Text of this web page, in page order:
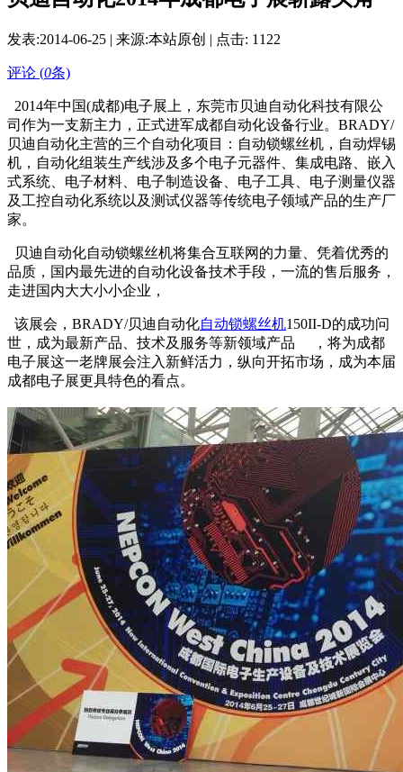
发表:2014-06-25 | 来源:本站原创 | 点击: 1122
评论 (0条)
2014年中国(成都)电子展上，东莞市贝迪自动化科技有限公
司作为一支新主力，正式进军成都自动化设备行业。BRADY/
贝迪自动化主营的三个自动化项目：自动锁螺丝机，自动焊锡
机，自动化组装生产线涉及多个电子元器件、集成电路、嵌入
式系统、电子材料、电子制造设备、电子工具、电子测量仪器
及工控自动化系统以及测试仪器等传统电子领域产品的生产厂
家。
贝迪自动化自动锁螺丝机将集合互联网的力量、凭着优秀的
品质，国内最先进的自动化设备技术手段，一流的售后服务，
走进国内大大小小企业，
该展会，BRADY/贝迪自动化自动锁螺丝机150II-D的成功问
世，成为最新产品、技术及服务等新领域产品 ，将为成都
电子展这一老牌展会注入新鲜活力，纵向开拓市场，成为本届
成都电子展更具特色的看点。